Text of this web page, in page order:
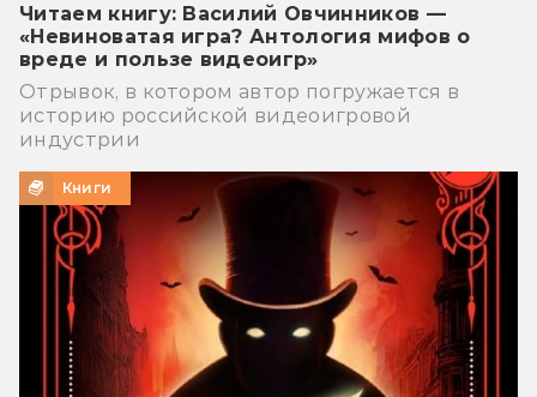
Читаем книгу: Василий Овчинников —
«Невиноватая игра? Антология мифов о
вреде и пользе видеоигр»
Отрывок, в котором автор погружается в
историю российской видеоигровой
индустрии
Книги